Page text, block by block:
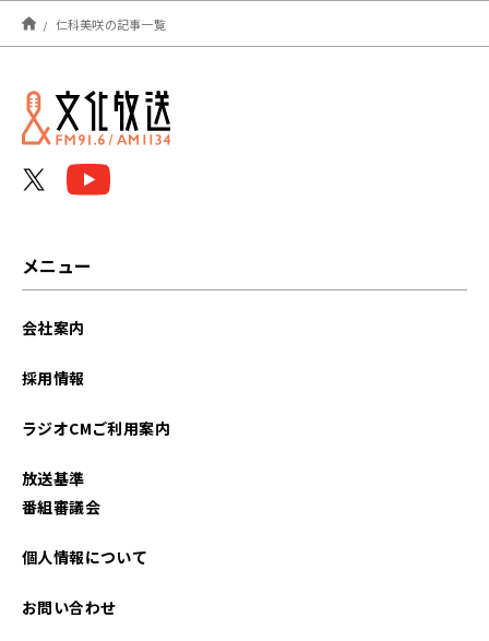
2026年07月
2026年06月
2025年09月
仁科美咲の記事一覧
メニュー
会社案内
採用情報
ラジオCMご利用案内
放送基準
番組審議会
個人情報について
お問い合わせ